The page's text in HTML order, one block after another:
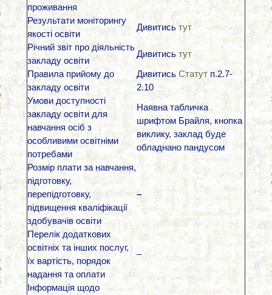
проживання
Результати моніторингу
якості освіти
Дивитись тут
Річний звіт про діяльність
закладу освіти
Дивитись тут
Правила прийому до
закладу освіти
Дивитись Статут п.2.7-
2.10
Умови доступності
закладу освіти для
навчання осіб з
особливими освітніми
потребами
Наявна табличка
шрифтом Брайля, кнопка
виклику, заклад буде
обладнано пандусом
Розмір плати за навчання,
підготовку,
перепідготовку,
підвищення кваліфікації
здобувачів освіти
–
Перелік додаткових
освітніх та інших послуг,
їх вартість, порядок
надання та оплати
–
Інформація щодо